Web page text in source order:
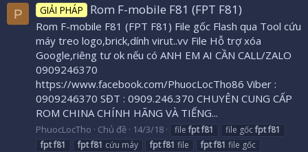
P GIẢI PHÁP Rom F-mobile F81 (FPT F81)
Rom F-mobile F81 (FPT F81) File gốc Flash qua Tool cứu
máy treo logo,brick,dính virut..vv File Hỗ trợ xóa
Google,riêng tư ok nếu có ANH EM AI CẦN CALL/ZALO
0909246370
https://www.facebook.com/PhuocLocTho86 Viber :
0909246370 SĐT : 0909.246.370 CHUYÊN CUNG CẤP
ROM CHINA CHÍNH HÃNG VÀ TIẾNG...
PhuocLocTho Chủ đề 14/3/18 filefptf81 file gốcfptf81
fptf81 fptf81 cứu máy fptf81 file fptf81 file gốc